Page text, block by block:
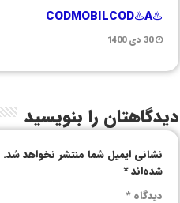
♨️CODMOBILCOD♨️A
30 دی 1400
دیدگاهتان را بنویسید
نشانی ایمیل شما منتشر نخواهد شد.
شده‌اند*
دیدگاه*